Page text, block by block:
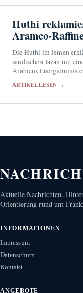
Huthi
Aramco-
Die Huthi im Jemen
saudischen Jazan mit
Arabiens
ARTIKEL LESEN →
Aktuelle Nachrichten,
Orientierung rund um
INFORMATIONEN
Impressum
Datenschutz
Kontakt
ANGEBOTE